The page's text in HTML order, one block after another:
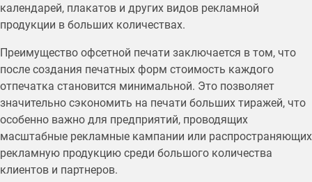
календарей, плакатов и других видов рекламной
продукции в больших количествах.
Преимущество офсетной печати заключается в том, что
после создания печатных форм стоимость каждого
отпечатка становится минимальной. Это позволяет
значительно сэкономить на печати больших тиражей, что
особенно важно для предприятий, проводящих
масштабные рекламные кампании или распространяющих
рекламную продукцию среди большого количества
клиентов и партнеров.